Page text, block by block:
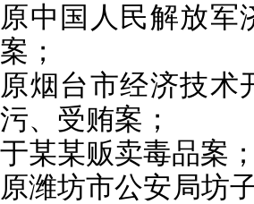
原中国人民解放军
案；
原烟台市经济技术
污、受贿案；
于某某贩卖毒品案；
原潍坊市公安局坊